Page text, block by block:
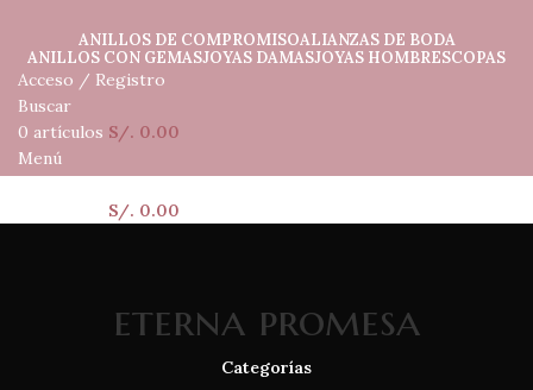
ANILLOS DE COMPROMISOALIANZAS DE BODA
ANILLOS CON GEMASJOYAS DAMASJOYAS HOMBRESCOPAS
Acceso / Registro
Buscar
0 artículos S/. 0.00
Menú
S/. 0.00
eterna promesa
Categorías